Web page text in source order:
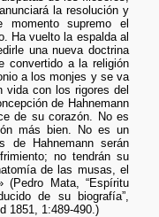
la resolución y
momento supremo el
Ha vuelto la espalda al
una nueva doctrina
convertido a la religión
a los monjes y se va
vida con los rigores del
de Hahnemann
de su corazón. No es
más bien. No es un
de Hahnemann serán
no tendrán su
de las musas, el
Mata, “Espíritu
de su biografía”,
1851, 1:489-490.)